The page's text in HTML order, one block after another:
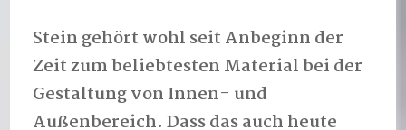
Stein gehört wohl seit Anbeginn der
Zeit zum beliebtesten Material bei der
Gestaltung von Innen- und
Außenbereich. Dass das auch heute